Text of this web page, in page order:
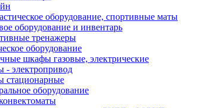
оборудование, спортивные маты
оборудование и инвентарь
тренажеры
оборудование
шкафы газовые, электрические
- электропривод
стационарные
оборудование